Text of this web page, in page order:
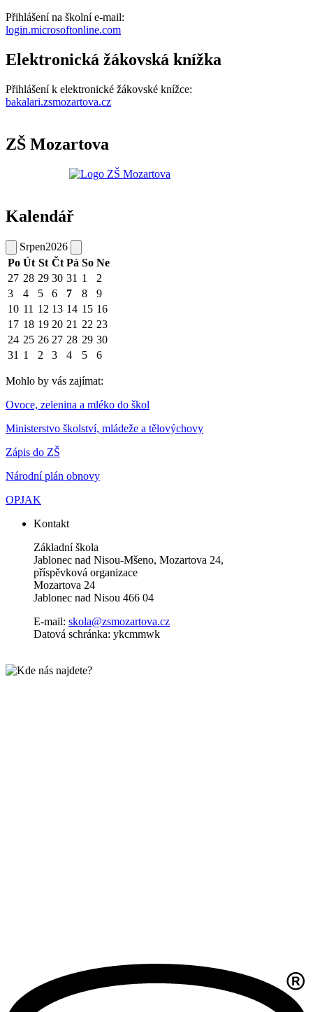
Přihlášení na školní e-mail:
login.microsoftonline.com
Elektronická žákovská knížka
Přihlášení k elektronické žákovské knížce:
bakalari.zsmozartova.cz
ZŠ Mozartova
Kalendář
Srpen2026
Po Út St Čt Pá So Ne
27 28 29 30 31 1
2
3
4 5 6 7 8
9
10 11 12 13 14 15 16
17 18 19 20 21 22 23
24 25 26 27 28 29 30
31 1 2 3 4 5 6
Mohlo by vás zajímat:
Ovoce, zelenina a mléko do škol
Ministerstvo školství, mládeže a tělovýchovy
Zápis do ZŠ
Národní plán obnovy
OPJAK
Kontakt
Základní škola
Jablonec nad Nisou-Mšeno, Mozartova 24,
příspěvková organizace
Mozartova 24
Jablonec nad Nisou 466 04
E-mail: skola@zsmozartova.cz
Datová schránka: ykcmmwk